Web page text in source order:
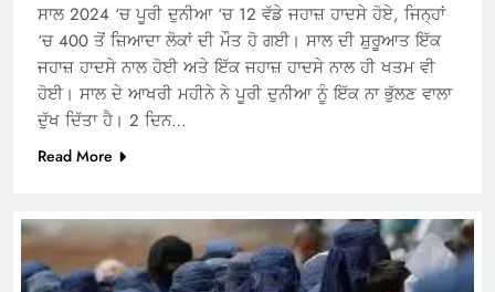
ਸਾਲ 2024 ‘ਚ ਪੂਰੀ ਦੁਨੀਆ ‘ਚ 12 ਵੱਡੇ ਜਹਾਜ਼ ਹਾਦਸੇ ਹੋਏ, ਜਿਨ੍ਹਾਂ
‘ਚ 400 ਤੋਂ ਜ਼ਿਆਦਾ ਲੋਕਾਂ ਦੀ ਮੌਤ ਹੋ ਗਈ। ਸਾਲ ਦੀ ਸ਼ੁਰੂਆਤ ਇੱਕ
ਜਹਾਜ਼ ਹਾਦਸੇ ਨਾਲ ਹੋਈ ਅਤੇ ਇੱਕ ਜਹਾਜ਼ ਹਾਦਸੇ ਨਾਲ ਹੀ ਖਤਮ ਵੀ
ਹੋਈ। ਸਾਲ ਦੇ ਆਖਰੀ ਮਹੀਨੇ ਨੇ ਪੂਰੀ ਦੁਨੀਆ ਨੂੰ ਇੱਕ ਨਾ ਭੁੱਲਣ ਵਾਲਾ
ਦੁੱਖ ਦਿੱਤਾ ਹੈ। 2 ਦਿਨ…
Read More